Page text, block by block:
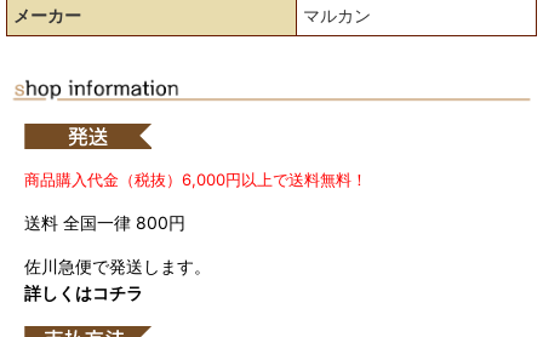
メーカー マルカン
商品購入代金（税抜）6,000円以上で送料無料！
送料 全国一律 800円
佐川急便で発送します。
詳しくはコチラ